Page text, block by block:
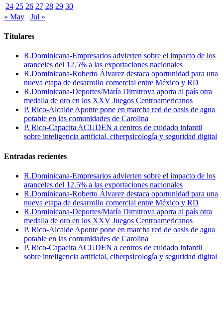
24 25 26 27 28 29 30
« May
Jul »
Titulares
R.Dominicana-Empresarios advierten sobre el impacto de los
aranceles del 12.5% a las exportaciones nacionales
R.Dominicana-Roberto Álvarez destaca oportunidad para una
nueva etapa de desarrollo comercial entre México y RD
R.Dominicana-Deportes/María Dimitrova aporta al país otra
medalla de oro en los XXV Juegos Centroamericanos
P. Rico-Alcalde Aponte pone en marcha red de oasis de agua
potable en las comunidades de Carolina
P. Rico-Capacita ACUDEN a centros de cuidado infantil
sobre inteligencia artificial, ciberpsicología y seguridad digital
Entradas recientes
R.Dominicana-Empresarios advierten sobre el impacto de los
aranceles del 12.5% a las exportaciones nacionales
R.Dominicana-Roberto Álvarez destaca oportunidad para una
nueva etapa de desarrollo comercial entre México y RD
R.Dominicana-Deportes/María Dimitrova aporta al país otra
medalla de oro en los XXV Juegos Centroamericanos
P. Rico-Alcalde Aponte pone en marcha red de oasis de agua
potable en las comunidades de Carolina
P. Rico-Capacita ACUDEN a centros de cuidado infantil
sobre inteligencia artificial, ciberpsicología y seguridad digital